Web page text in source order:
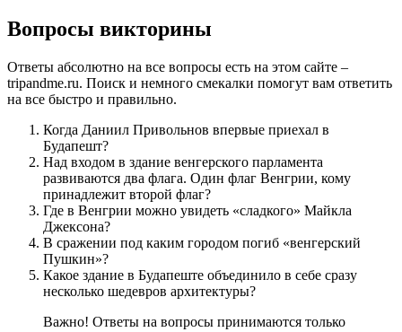
Вопросы викторины
Ответы абсолютно на все вопросы есть на этом сайте –
tripandme.ru. Поиск и немного смекалки помогут вам ответить
на все быстро и правильно.
Когда Даниил Привольнов впервые приехал в
Будапешт?
Над входом в здание венгерского парламента
развиваются два флага. Один флаг Венгрии, кому
принадлежит второй флаг?
Где в Венгрии можно увидеть «сладкого» Майкла
Джексона?
В сражении под каким городом погиб «венгерский
Пушкин»?
Какое здание в Будапеште объединило в себе сразу
несколько шедевров архитектуры?
Важно! Ответы на вопросы принимаются только